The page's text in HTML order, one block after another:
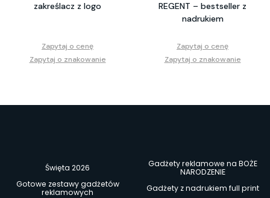
zakreślacz z logo
Zapytaj o cenę
Zapytaj o znakowanie
REGENT – bestseller z
nadrukiem
Zapytaj o cenę
Zapytaj o znakowanie
Święta 2026
Gadżety reklamowe na BOŻE
NARODZENIE
Gotowe zestawy gadżetów
reklamowych
Gadżety z nadrukiem full print